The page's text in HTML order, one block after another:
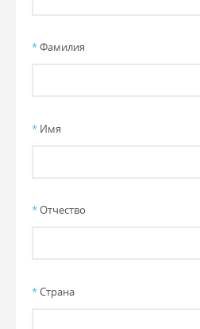
*Фамилия
* Имя
*Отчество
*Страна